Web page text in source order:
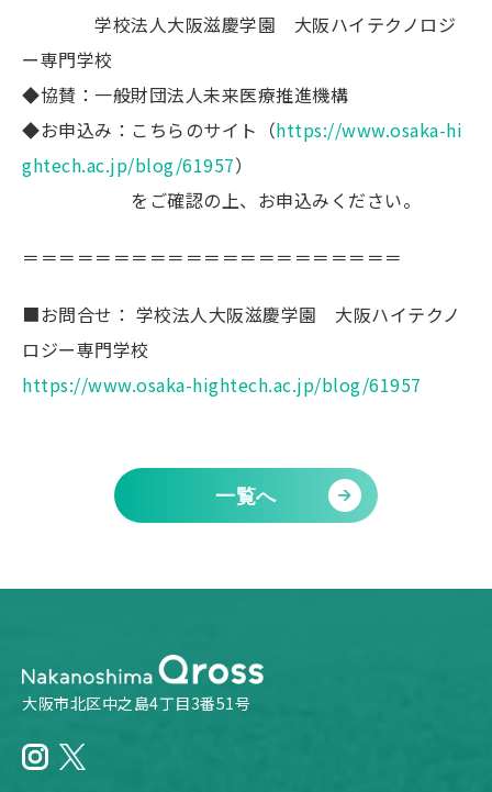
学校法人大阪滋慶学園 大阪ハイテクノロジ
ー専門学校
◆協賛：一般財団法人未来医療推進機構
◆お申込み：こちらのサイト（https://www.osaka-hi
ghtech.ac.jp/blog/61957）
をご確認の上、お申込みください。
＝＝＝＝＝＝＝＝＝＝＝＝＝＝＝＝＝＝＝＝＝
■お問合せ： 学校法人大阪滋慶学園 大阪ハイテクノ
ロジー専門学校
https://www.osaka-hightech.ac.jp/blog/61957
一覧へ
大阪市北区中之島4丁目3番51号